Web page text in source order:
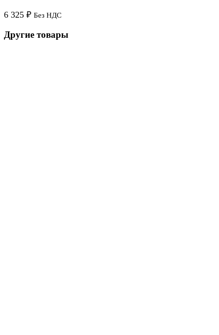
6 325 ₽ Без НДС
Другие товары